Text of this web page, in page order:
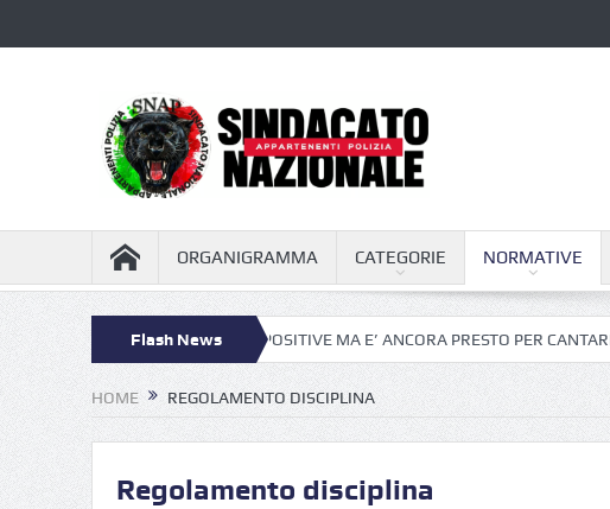
ORGANIGRAMMA CATEGORIE NORMATIVE
Flash News
PROSPETTIVE POSITIVE MA E’ ANCORA PRESTO PER CANTARE VITTORIA
HOME REGOLAMENTO DISCIPLINA
Regolamento disciplina